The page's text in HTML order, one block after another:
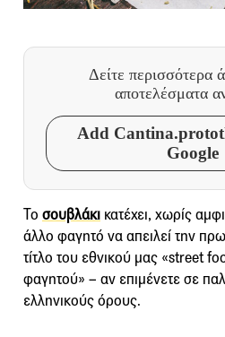
Δείτε περισσότερα
αποτελέσματα
Add
Google
Το σουβλάκι κατέχει, χωρίς
άλλο φαγητό να απειλεί την
τίτλο του εθνικού μας «street
φαγητού» – αν επιμένετε σε
ελληνικούς όρους.